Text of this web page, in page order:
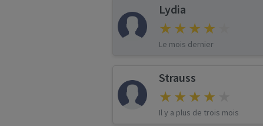
Lydia
Le mois dernier
Strauss
Il y a plus de trois mois